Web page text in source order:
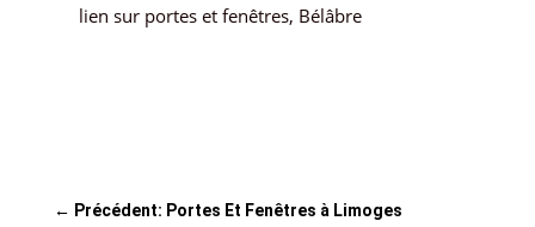
lien sur portes et fenêtres, Bélâbre
← Précédent: Portes Et Fenêtres à Limoges